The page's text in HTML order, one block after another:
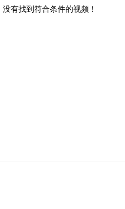
没有找到符合条件的视频！